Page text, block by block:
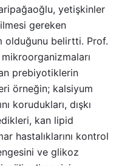
yetişkinler
gereken
olduğunu belirtti. Prof.
prebiyotiklerin
örneğin; kalsiyum
korudukları, dışkı
kan lipid
hastalıklarını kontrol
ve glikoz